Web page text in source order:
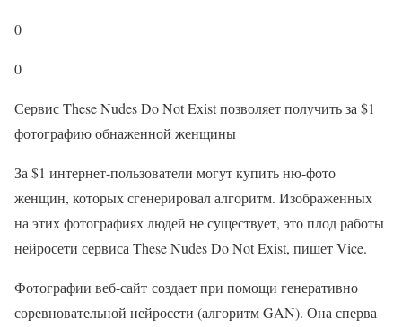
0
0
Сервис These Nudes Do Not Exist позволяет получить за $1
фотографию обнаженной женщины
За $1 интернет-пользователи могут купить ню-фото
женщин, которых сгенерировал алгоритм. Изображенных
на этих фотографиях людей не существует, это плод работы
нейросети сервиса These Nudes Do Not Exist, пишет Vice.
Фотографии веб-сайт создает при помощи генеративно
соревновательной нейросети (алгоритм GAN). Она сперва